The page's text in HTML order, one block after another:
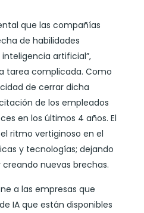
que las compañías
de habilidades
artificial”,
tarea complicada. Como
de cerrar dicha
de los empleados
en los últimos 4 años. El
ritmo vertiginoso en el
y tecnologías; dejando
nuevas brechas.
a las empresas que
IA que están disponibles